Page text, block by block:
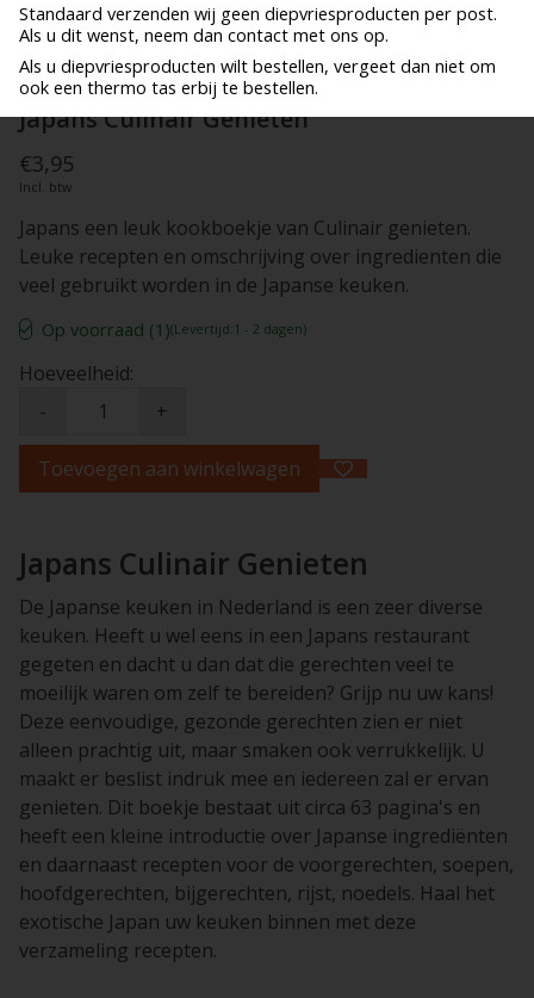
Standaard verzenden wij geen diepvriesproducten per post.
Als u dit wenst, neem dan contact met ons op.
Als u diepvriesproducten wilt bestellen, vergeet dan niet om
ook een thermo tas erbij te bestellen.
Japans Culinair Genieten
€3,95
Incl. btw
Japans een leuk kookboekje van Culinair genieten.
Leuke recepten en omschrijving over ingredienten die
veel gebruikt worden in de Japanse keuken.
Op voorraad (1)(Levertijd:1 - 2 dagen)
Hoeveelheid:
-
+
Toevoegen aan winkelwagen
Japans Culinair Genieten
De Japanse keuken in Nederland is een zeer diverse
keuken. Heeft u wel eens in een Japans restaurant
gegeten en dacht u dan dat die gerechten veel te
moeilijk waren om zelf te bereiden? Grijp nu uw kans!
Deze eenvoudige, gezonde gerechten zien er niet
alleen prachtig uit, maar smaken ook verrukkelijk. U
maakt er beslist indruk mee en iedereen zal er ervan
genieten. Dit boekje bestaat uit circa 63 pagina's en
heeft een kleine introductie over Japanse ingrediënten
en daarnaast recepten voor de voorgerechten, soepen,
hoofdgerechten, bijgerechten, rijst, noedels. Haal het
exotische Japan uw keuken binnen met deze
verzameling recepten.